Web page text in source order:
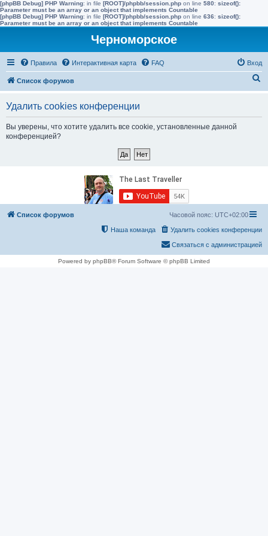
[phpBB Debug] PHP Warning: in file [ROOT]/phpbb/session.php on line 580: sizeof():
Parameter must be an array or an object that implements Countable
[phpBB Debug] PHP Warning: in file [ROOT]/phpbb/session.php on line 636: sizeof():
Parameter must be an array or an object that implements Countable
Черноморское
Правила Интерактивная карта FAQ Вход
Список форумов
Удалить cookies конференции
Вы уверены, что хотите удалить все cookie, установленные данной
конференцией?
Список форумов Часовой пояс: UTC+02:00
Удалить cookies конференции
Наша команда
Связаться с администрацией
Powered by phpBB® Forum Software © phpBB Limited